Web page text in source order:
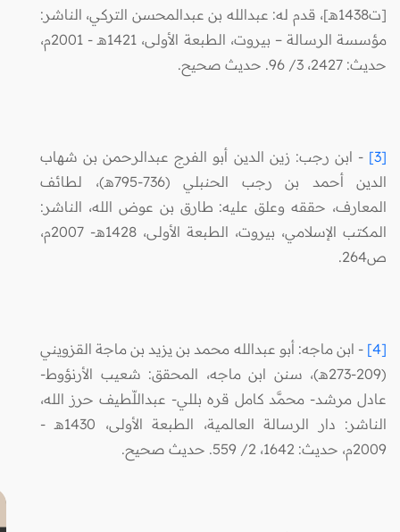
[ت1438هـ]، قدم له: عبدالله بن عبدالمحسن التركي، الناشر:
مؤسسة الرسالة – بيروت، الطبعة الأولى، 1421هـ - 2001م،
حديث: 2427، 3/ 96. حديث صحيح.
[3]
- ابن رجب: زين الدين أبو الفرج عبدالرحمن بن شهاب
الدين أحمد بن رجب الحنبلي (736-795هـ)، لطائف
المعارف، حققه وعلق عليه: طارق بن عوض الله، الناشر:
المكتب الإسلامي، بيروت، الطبعة الأولى، 1428هـ- 2007م،
ص264.
[4]
- ابن ماجه: أبو عبدالله محمد بن يزيد بن ماجة القزويني
(209-273هـ)، سنن ابن ماجه، المحقق: شعيب الأرنؤوط-
عادل مرشد- محمَّد كامل قره بللي- عبداللّطيف حرز الله،
الناشر: دار الرسالة العالمية، الطبعة الأولى، 1430هـ -
2009م، حديث: 1642، 2/ 559. حديث صحيح.